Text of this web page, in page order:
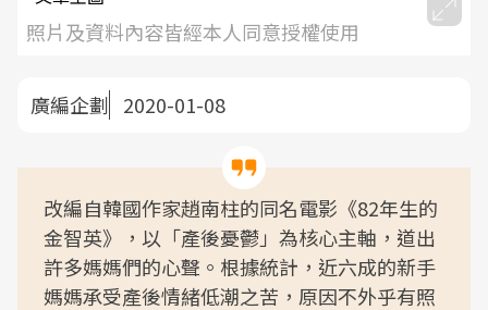
照片及資料內容皆經本人同意授權使用
廣編企劃 2020-01-08
改編自韓國作家趙南柱的同名電影《82年生的
金智英》，以「產後憂鬱」為核心主軸，道出
許多媽媽們的心聲。根據統計，近六成的新手
媽媽承受產後情緒低潮之苦，原因不外乎有照